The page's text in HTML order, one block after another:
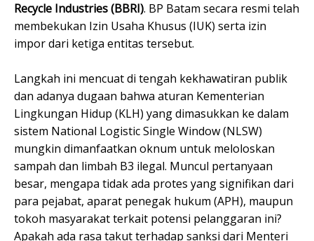
Recycle Industries (BBRI). BP Batam secara resmi telah
membekukan Izin Usaha Khusus (IUK) serta izin
impor dari ketiga entitas tersebut.
Langkah ini mencuat di tengah kekhawatiran publik
dan adanya dugaan bahwa aturan Kementerian
Lingkungan Hidup (KLH) yang dimasukkan ke dalam
sistem National Logistic Single Window (NLSW)
mungkin dimanfaatkan oknum untuk meloloskan
sampah dan limbah B3 ilegal. Muncul pertanyaan
besar, mengapa tidak ada protes yang signifikan dari
para pejabat, aparat penegak hukum (APH), maupun
tokoh masyarakat terkait potensi pelanggaran ini?
Apakah ada rasa takut terhadap sanksi dari Menteri